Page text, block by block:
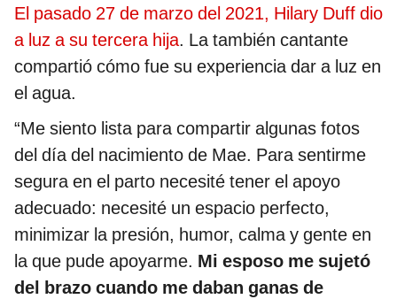
El pasado 27 de marzo del 2021, Hilary Duff dio
a luz a su tercera hija. La también cantante
compartió cómo fue su experiencia dar a luz en
el agua.
“Me siento lista para compartir algunas fotos
del día del nacimiento de Mae. Para sentirme
segura en el parto necesité tener el apoyo
adecuado: necesité un espacio perfecto,
minimizar la presión, humor, calma y gente en
la que pude apoyarme. Mi esposo me sujetó
del brazo cuando me daban ganas de